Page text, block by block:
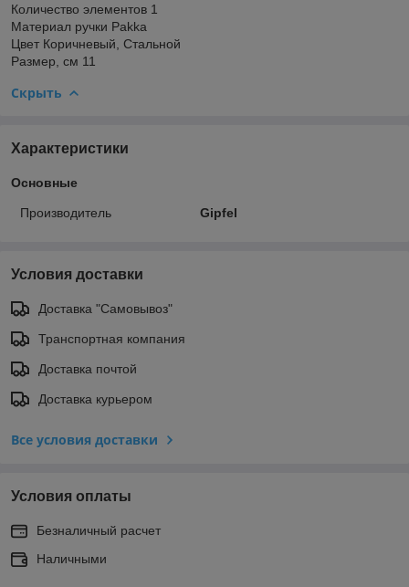
Количество элементов 1
Материал ручки Pakka
Цвет Коричневый, Стальной
Размер, см 11
Скрыть
Характеристики
Основные
Производитель Gipfel
Условия доставки
Доставка "Самовывоз"
Транспортная компания
Доставка почтой
Доставка курьером
Все условия доставки
Условия оплаты
Безналичный расчет
Наличными